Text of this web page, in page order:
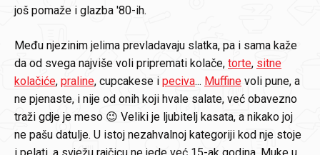
još pomaže i glazba '80-ih.
Među njezinim jelima prevladavaju slatka, pa i sama kaže
da od svega najviše voli pripremati kolače, torte, sitne
kolačiće, praline, cupcakese i peciva... Muffine voli pune, a
ne pjenaste, i nije od onih koji hvale salate, već obavezno
traži gdje je meso 😉 Veliki je ljubitelj kasata, a nikako joj
ne pašu datulje. U istoj nezahvalnoj kategoriji kod nje stoje